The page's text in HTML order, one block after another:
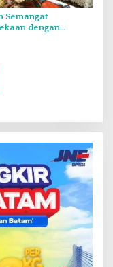
Semangat
dengan